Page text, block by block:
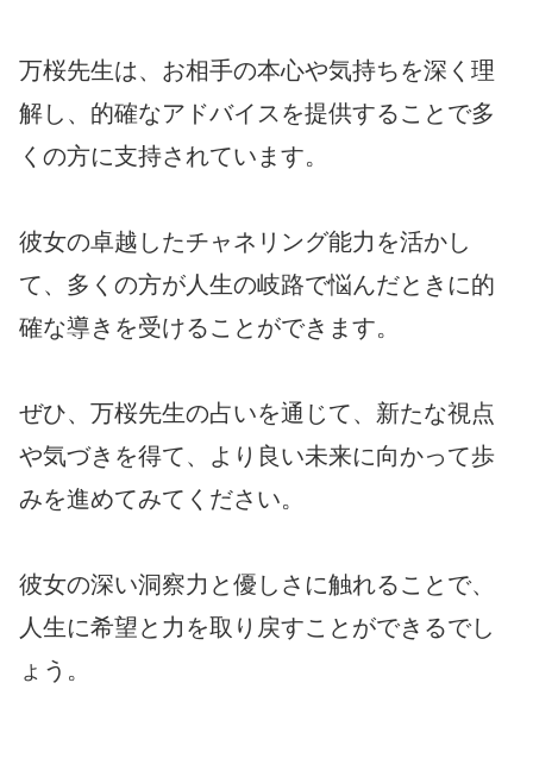
万桜先生は、お相手の本心や気持ちを深く理
解し、的確なアドバイスを提供することで多
くの方に支持されています。
彼女の卓越したチャネリング能力を活かし
て、多くの方が人生の岐路で悩んだときに的
確な導きを受けることができます。
ぜひ、万桜先生の占いを通じて、新たな視点
や気づきを得て、より良い未来に向かって歩
みを進めてみてください。
彼女の深い洞察力と優しさに触れることで、
人生に希望と力を取り戻すことができるでし
ょう。